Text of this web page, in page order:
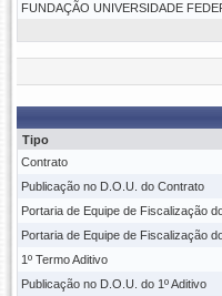
FUNDAÇÃO UNIVERSIDADE
Tipo
Contrato
Publicação no D.O.U. do Contrato
Portaria de Equipe de Fiscalização
Portaria de Equipe de Fiscalização
1º Termo Aditivo
Publicação no D.O.U. do 1º Aditivo